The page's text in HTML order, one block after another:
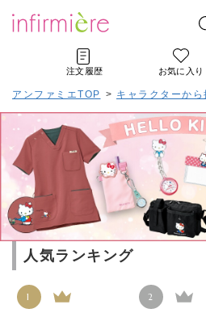
注文履歴 お気に入り
アンファミエTOP > キャラクターから
人気ランキング
1 2